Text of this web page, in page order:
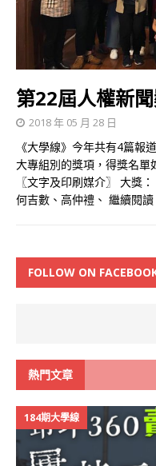
第22屆人權新
2018 年 05 月 28 日
《大學線》今年共有4篇報
大專組別的獎項，得獎名單
〖文字及印刷媒介〗 大獎
何吉數、高仲禮、 繼續閱讀
FOLLOW ON
熱門文章
184期大學線